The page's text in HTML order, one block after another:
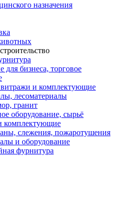
назначения
для бизнеса, торговое
и комплектующие
лесоматериалы
гранит
оборудование, сырьё
комплектующие
слежения, пожаротушения
и оборудование
фурнитура